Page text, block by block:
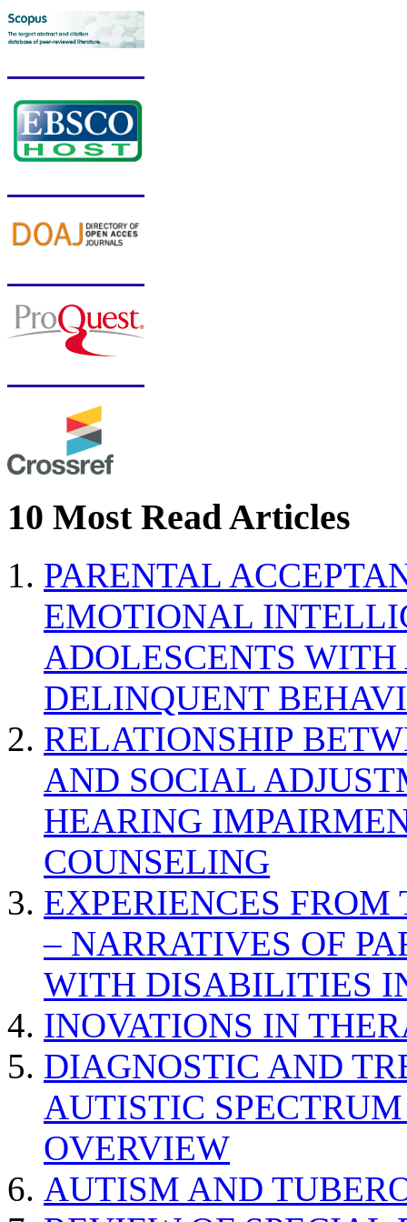
10 Most Read Articles
PARENTAL
EMOTIONAL
ADOLESCENTS
DELINQUENT
RELATIONSHIP
AND SOCIAL
HEARING
COUNSELING
EXPERIENCES
– NARRATIVES OF
WITH DISABILITIES
INOVATIONS IN
DIAGNOSTIC AND
AUTISTIC
OVERVIEW
AUTISM AND